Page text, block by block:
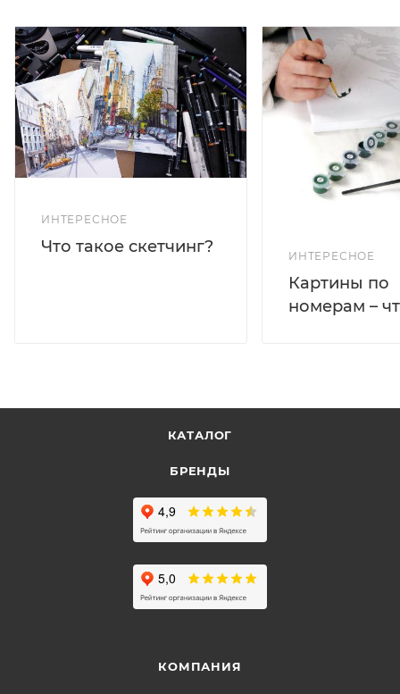
ИНТЕРЕСНОЕ
Что такое скетчинг?
ИНТЕРЕСНОЕ
Картины по
номерам –
КАТАЛОГ
БРЕНДЫ
КОМПАНИЯ